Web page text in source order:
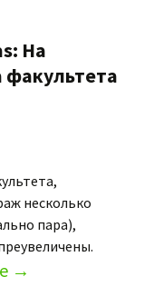
На
факультета
несколько
пара),
→